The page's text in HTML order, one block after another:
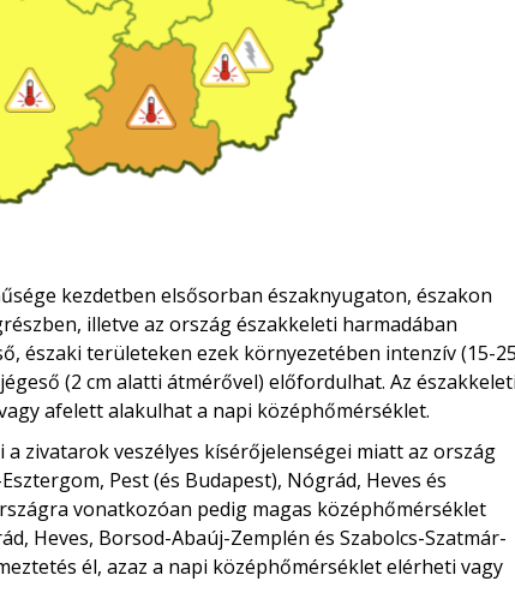
kezdetben elsősorban északnyugaton, északon
illetve az ország északkeleti harmadában
északi területeken ezek környezetében intenzív (15-25
(2 cm alatti átmérővel) előfordulhat. Az északkeleti
afelett alakulhat a napi középhőmérséklet.
zivatarok veszélyes kísérőjelenségei miatt az ország
Pest (és Budapest), Nógrád, Heves és
vonatkozóan pedig magas középhőmérséklet
Heves, Borsod-Abaúj-Zemplén és Szabolcs-Szatmár-
él, azaz a napi középhőmérséklet elérheti vagy